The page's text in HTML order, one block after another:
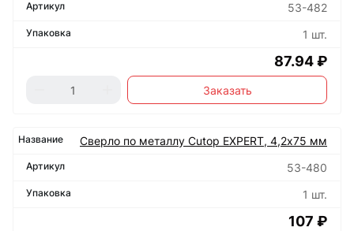
53-482
1 шт.
87.94 ₽
Заказать
Сверло по металлу Cutop EXPERT, 4,2х75 мм
53-480
1 шт.
107 ₽